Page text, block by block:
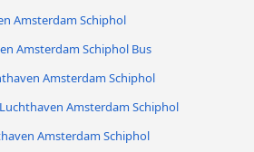
Amsterdam Schiphol
Amsterdam Schiphol Bus
Amsterdam Schiphol
Amsterdam Schiphol
Amsterdam Schiphol